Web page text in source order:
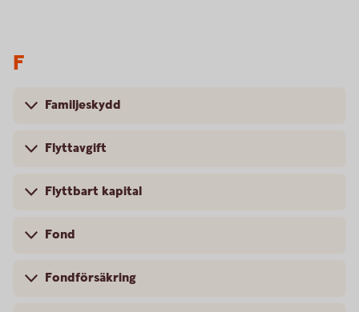
F
Familjeskydd
Flyttavgift
Flyttbart kapital
Fond
Fondförsäkring